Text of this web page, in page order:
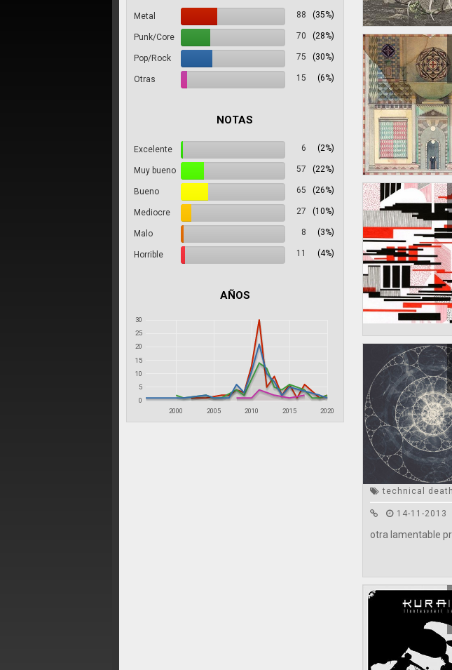
Metal 88 (35%)
Punk/Core 70 (28%)
Pop/Rock 75 (30%)
Otras 15 (6%)
NOTAS
Excelente 6 (2%)
Muy bueno 57 (22%)
Bueno 65 (26%)
Mediocre 27 (10%)
Malo 8 (3%)
Horrible 11 (4%)
AÑOS
2000 2005 2010 2015 2020
0
5
10
15
20
25
30
technical
14-11-2013
otra lamentable